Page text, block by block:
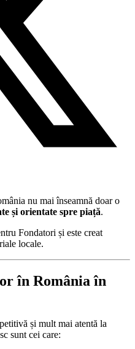
nu mai înseamnă doar o
și orientate spre piață.
Fondatori și este creat
locale.
în România în
și mult mai atentă la
sunt cei care: